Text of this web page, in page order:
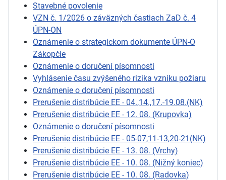
Stavebné povolenie
VZN č. 1/2026 o záväzných častiach ZaD č. 4
ÚPN-ON
Oznámenie o strategickom dokumente ÚPN-O
Zákopčie
Oznámenie o doručení písomnosti
Vyhlásenie času zvýšeného rizika vzniku požiaru
Oznámenie o doručení písomnosti
Prerušenie distribúcie EE - 04.,14.,17.-19.08.(NK)
Prerušenie distribúcie EE - 12. 08. (Krupovka)
Oznámenie o doručení písomnosti
Prerušenie distribúcie EE - 05-07,11-13,20-21(NK)
Prerušenie distribúcie EE - 13. 08. (Vrchy)
Prerušenie distribúcie EE - 10. 08. (Nižný koniec)
Prerušenie distribúcie EE - 10. 08. (Radovka)